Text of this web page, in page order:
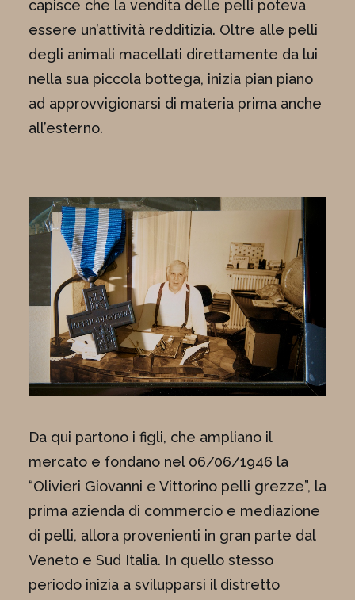
capisce che la vendita delle pelli poteva
essere un’attività redditizia. Oltre alle pelli
degli animali macellati direttamente da lui
nella sua piccola bottega, inizia pian piano
ad approvvigionarsi di materia prima anche
all’esterno.
Da qui partono i figli, che ampliano il
mercato e fondano nel 06/06/1946 la
“Olivieri Giovanni e Vittorino pelli grezze”, la
prima azienda di commercio e mediazione
di pelli, allora provenienti in gran parte dal
Veneto e Sud Italia. In quello stesso
periodo inizia a svilupparsi il distretto